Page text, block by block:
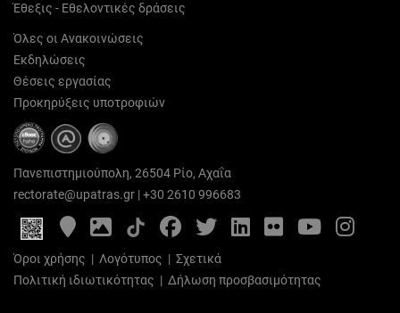
Έθεξις - Εθελοντικές δράσεις
Όλες οι Ανακοινώσεις
Εκδηλώσεις
Θέσεις εργασίας
Προκηρύξεις υποτροφιών
Πανεπιστημιούπολη, 26504 Ρίο, Αχαΐα
rectorate@upatras.gr |+30 2610 996683
Google
Maps
Photo
Gallery
FacebookTwitterLinkedIn
FlickrYouTube
Όροι χρήσης | Λογότυπος | Σχετικά
Πολιτική ιδιωτικότητας | Δήλωση προσβασιμότητας